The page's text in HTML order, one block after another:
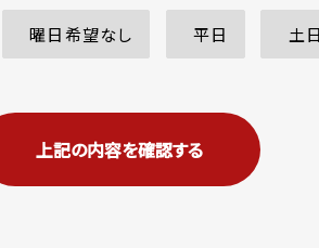
曜日希望なし 平日 土